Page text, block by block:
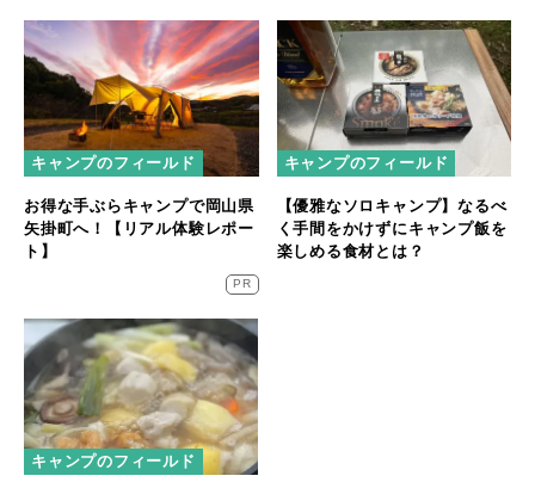
キャンプのフィールド
お得な手ぶらキャンプで岡山県
矢掛町へ！【リアル体験レポー
ト】
PR
キャンプのフィールド
【優雅なソロキャンプ】なるべ
く手間をかけずにキャンプ飯を
楽しめる食材とは？
キャンプのフィールド